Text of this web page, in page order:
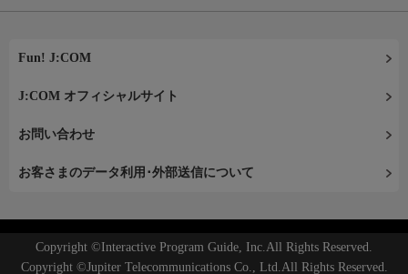
Fun! J:COM
J:COM オフィシャルサイト
お問い合わせ
お客さまのデータ利用･外部送信について
Copyright ©Interactive Program Guide, Inc.All Rights Reserved.
Copyright ©Jupiter Telecommunications Co., Ltd.All Rights Reserved.